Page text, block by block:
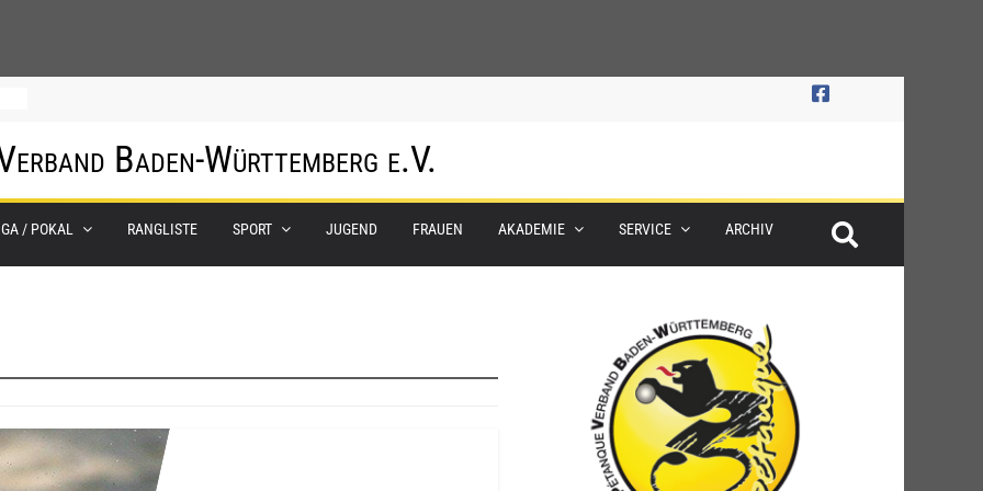
Baden-Württemberg e.V.
/ POKAL RANGLISTE SPORT JUGEND FRAUEN AKADEMIE SERVICE ARCHIV